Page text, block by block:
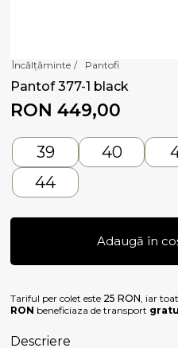
Încălțăminte / Pantofi
Pantof 377-1 black
RON 449,00
39 40
44
Adaugă în
Tariful per colet este 25 RON , iar
RON beneficiaza de transport
Descriere